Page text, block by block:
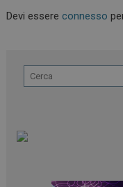
Devi essereconnesso